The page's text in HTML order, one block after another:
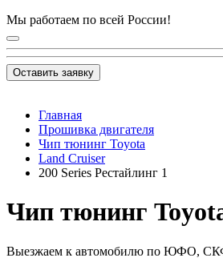
Мы работаем по всей России!
Оставить заявку
Главная
Прошивка двигателя
Чип тюнинг Toyota
Land Cruiser
200 Series Рестайлинг 1
Чип тюнинг
Выезжаем к автомобилю по ЮФО,